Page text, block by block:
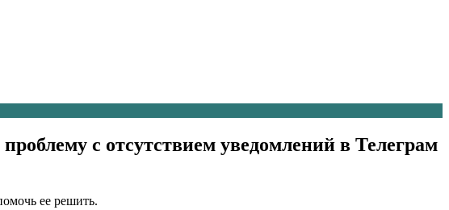
с отсутствием уведомлений в Телеграм
ее решить.